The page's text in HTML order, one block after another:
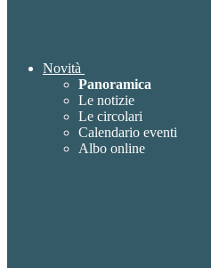
Novità
Panoramica
Le notizie
Le circolari
Calendario eventi
Albo online